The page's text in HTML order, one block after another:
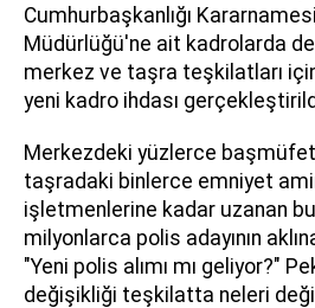
Cumhurbaşkanlığı
Müdürlüğü'ne ait kadrolarda
merkez ve taşra teşkilatları
yeni kadro ihdası
Merkezdeki yüzlerce
taşradaki binlerce emniyet
işletmenlerine kadar uzanan
milyonlarca polis adayının
"Yeni polis alımı mı geliyor?"
değişikliği teşkilatta neleri